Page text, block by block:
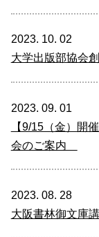
2023. 10. 02
大学出版部協会
2023. 09. 01
【9/15（金）開
会のご案内
2023. 08. 28
大阪書林御文庫